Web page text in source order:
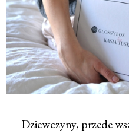
Dziewczyny, przede